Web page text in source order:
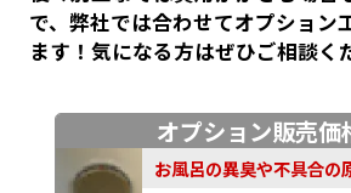
で、弊社では合わせてオプション
ます！気になる方はぜひご相談く
オプション販売価
お風呂の異臭や不具合の